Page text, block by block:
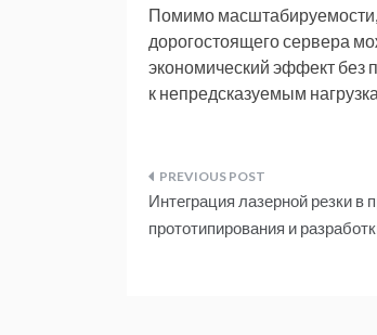
Помимо
дорогостоящего сервера
экономический эффект без
к непредсказуемым
Навигация
по
Интеграция лазерной резки в
прототипирования и